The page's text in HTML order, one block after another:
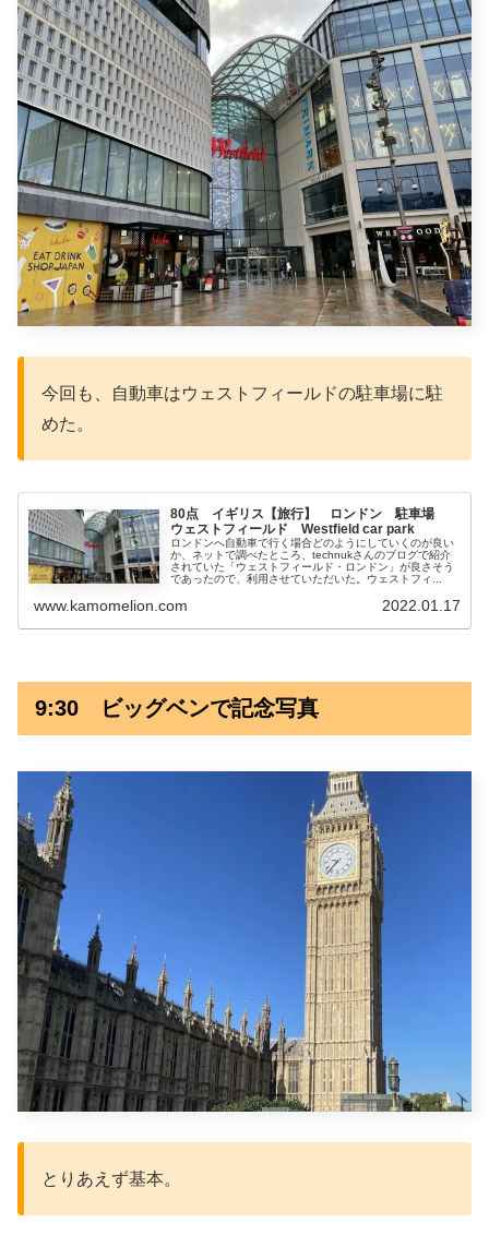
今回も、自動車はウェストフィールドの駐車場に駐
めた。
80点 イギリス【旅行】 ロンドン 駐車場
ウェストフィールド Westfield car park
ロンドンへ自動車で行く場合どのようにしていくのが良い
か、ネットで調べたところ、technukさんのブログで紹介
されていた「ウェストフィールド・ロンドン」が良さそう
であったので、利用させていただいた。ウェストフィ...
www.kamomelion.com 2022.01.17
9:30 ビッグベンで記念写真
とりあえず基本。